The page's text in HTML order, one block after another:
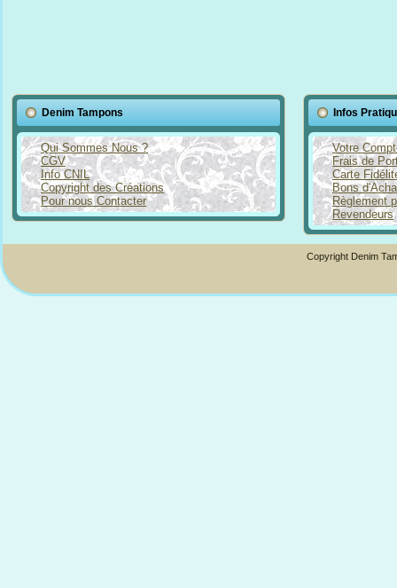
Denim Tampons
Qui Sommes Nous ?
CGV
Info CNIL
Copyright des Créations
Pour nous Contacter
Infos
Votre
Frais de
Carte
Bons
Règlement
Revendeurs
Copyright Denim